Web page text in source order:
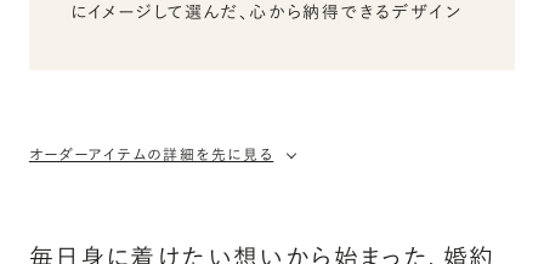
にイメージして選んだ、心から納得できるデザイン
オーダーアイテムの詳細を先に見る
毎日身に着けたい想いから始まった、婚約